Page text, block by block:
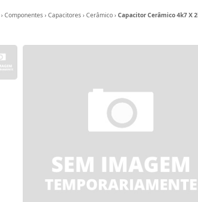
› Componentes › Capacitores › Cerâmico› Capacitor Cerâmico 4k7 X